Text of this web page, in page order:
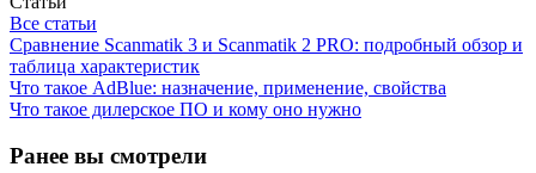
Все статьи
Сравнение Scanmatik 3 и Scanmatik 2 PRO: подробный обзор и
таблица характеристик
Что такое AdBlue: назначение, применение, свойства
Что такое дилерское ПО и кому оно нужно
Ранее вы смотрели